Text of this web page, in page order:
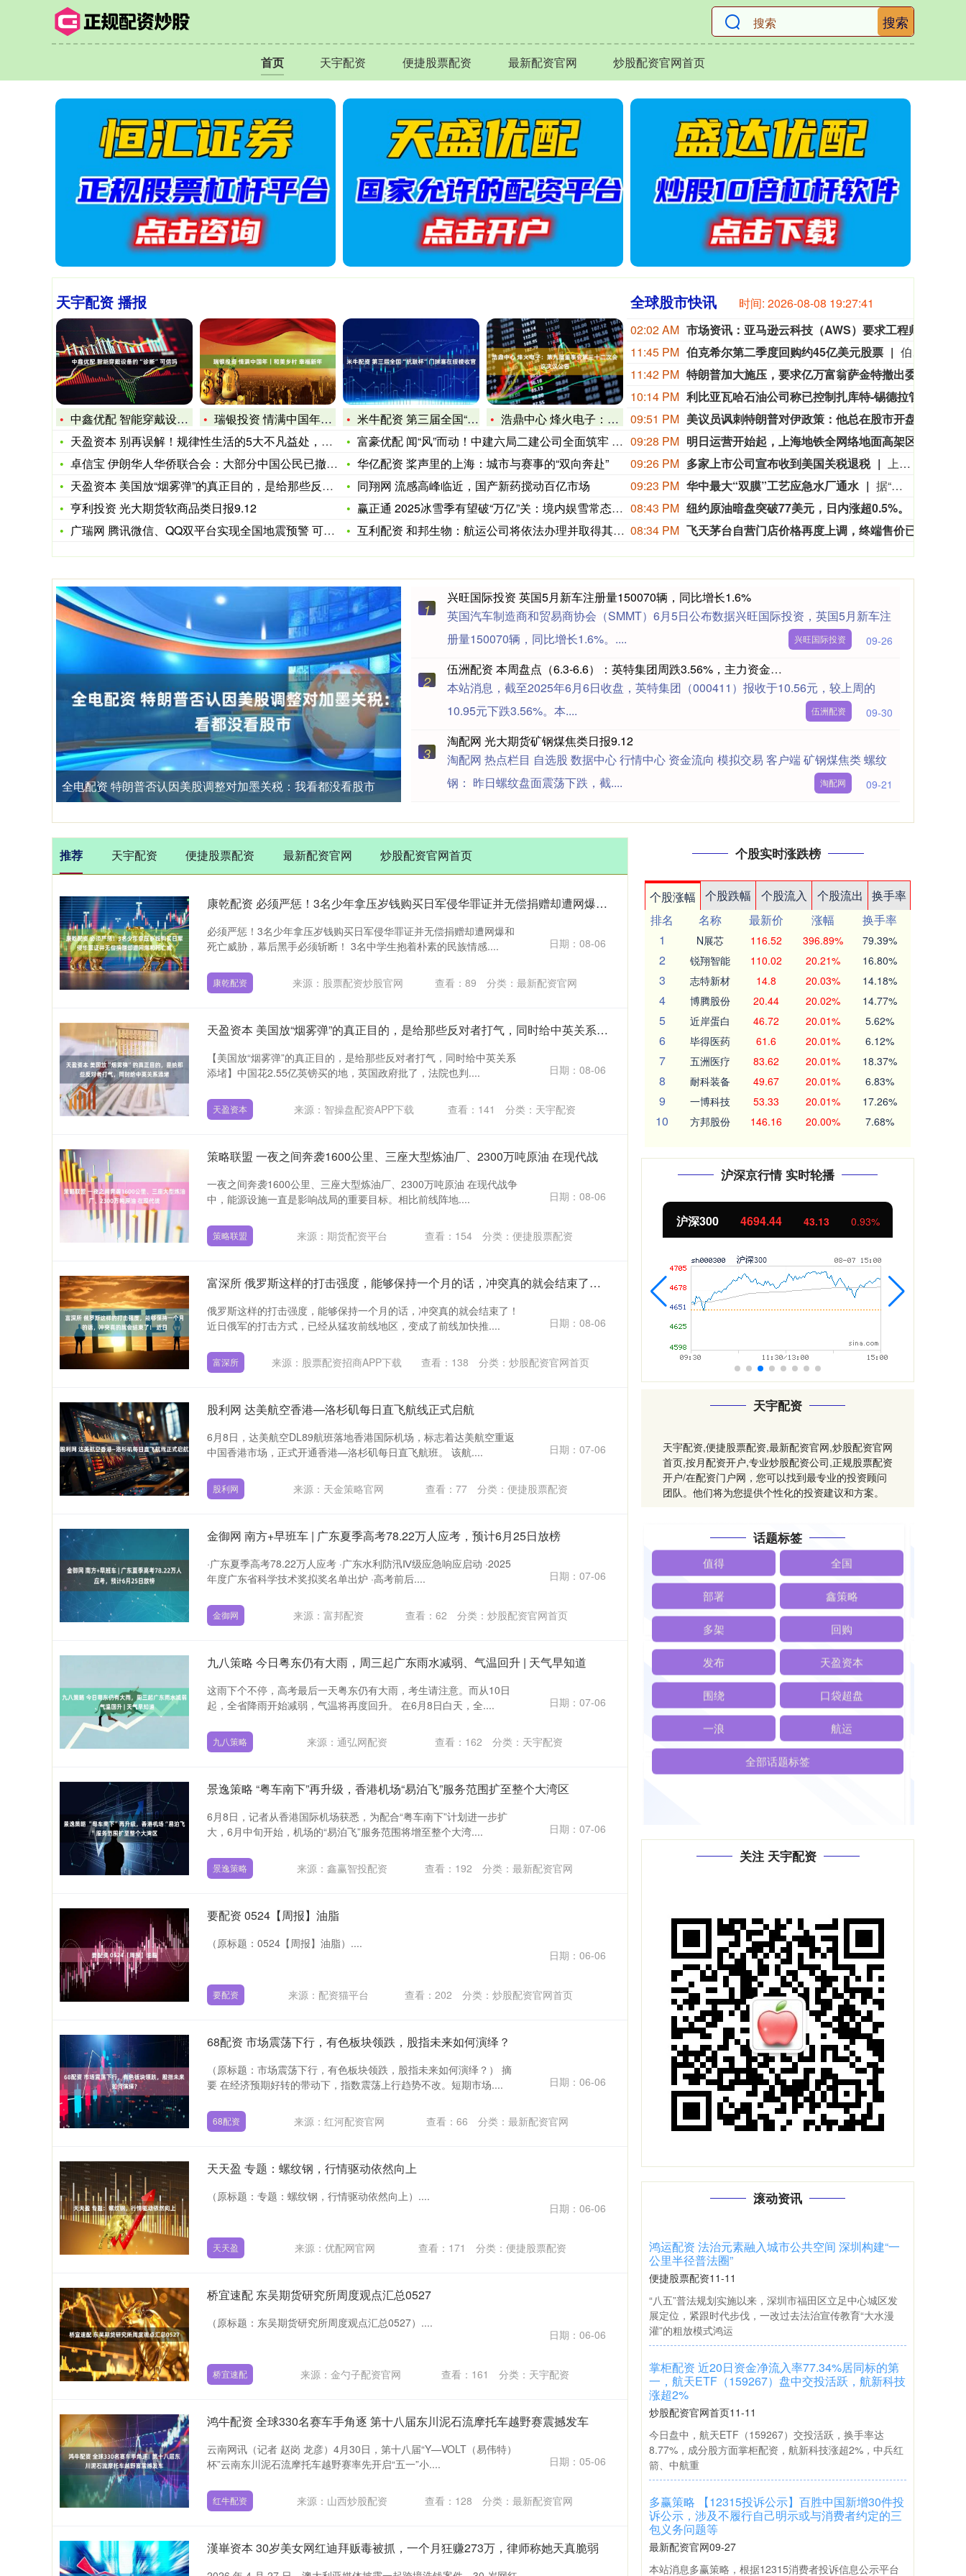
搜索
首页 天宇配资 便捷股票配资 最新配资官网 炒股配资官网首页
天宇配资 播报
中鑫优配 智能穿戴设备的“诊断”可信吗
瑞银投资 情满中国年｜和美乡村&#32;幸福新年
天盈资本 别再误解！规律性生活的5大不凡益处，男女都能受益
卓信宝 伊朗华人华侨联合会：大部分中国公民已撤离伊朗
天盈资本 美国放“烟雾弹”的真正目的，是给那些反对者打气，同
亨利投资 光大期货软商品类日报9.12
广瑞网 腾讯微信、QQ双平台实现全国地震预警 可提前数秒至
米牛配资 第三届全国“抗联杯”门球赛在绥棱收官
浩鼎中心 烽火电子：第九届董事会第三十二次会议决议公告
富豪优配 闻“风”而动！中建六局二建公司全面筑牢 台风“桦加
华亿配资 桨声里的上海：城市与赛事的“双向奔赴”
同翔网 流感高峰临近，国产新药搅动百亿市场
赢正通 2025冰雪季有望破“万亿”关：境内娱雪常态化潜力大
互利配资 和邦生物：航运公司将依法办理并取得其经营所需的各项
全球股市快讯 时间: 2026-08-08 19:27:42
02:02 AM
11:45 PM 伯克希尔第二季度回购约45亿美元股票
伯克希尔第二季度斥资约45亿美元回购自身股票，并在期内买入近200亿美元股票，显示首席执行官阿贝尔正将公司庞大的现金储备更多投入市场。 伯克希尔第一季度开始回购股票，为一年多来的首次。阿贝尔今年早些时候表示，公司重新启动回购，是因为管理层认为股票的“内在价值”高于其市场价格。 CFRA Research分析师Cathy Seifert表示：“投资者会受到回购举措的鼓舞。这也是Greg接掌公司并彰显其主导地位的一种方式。” 此次股票回购为股东带来了自2021年以来规模最大的季度资本回报。伯克希尔第二季度现金储备降至3655亿美元，低于前一季度的约3970亿美元。
11:42 PM
10:14 PM
09:51 PM
09:28 PM
09:26 PM 多家上市公司宣布收到美国关税退税
上市公司公告显示，自7月以来，多家公司宣布已经收到美国关税退税。根据美国最高法院今年2月裁定，《国际紧急经济权力法》不授权总统征收大规模关税。美国国际贸易法院随后下令海关办理相关退款。海关与边境保护局4月20日启动第一阶段退款工作，首批退款于5月11日前后发放。美国海关与边境保护局官员本月4日披露的信息显示，截至7月底，该部门已处理完毕约1000亿美元关税的退款流程并把相关信息提供给财政部用于付款。（中新社）
09:23 PM 华中最大“双膜”工艺应急水厂通水
据“三峡小微”公众号消息，8月8日，由三峡集团所属长江环保集团、武汉市水务集团等共同投资建设的华中地区规模最大的“双膜”工艺应急水厂——武汉梁子湖应急水厂并网通水，标志着武汉市江南区域正式构建起“一江一湖”双水源互为备援、灵活调度的供水新格局，为片区660万市民用水安全提供坚实保障。
08:43 PM 纽约原油暗盘突破77美元，日内涨超0.5%。
08:34 PM
全电配资 特朗普否认因美股调整对加墨关税：我看都没看股市
1
兴旺国际投资 英国5月新车注册量150070辆，同比增长1.6%
英国汽车制造商和贸易商协会（SMMT）6月5日公布数据兴旺国际投资，英国5月新车注
册量150070辆，同比增长1.6%。....
09-26
兴旺国际投资
2
伍洲配资 本周盘点（6.3-6.6）：英特集团周跌3.56%，主力资金合计净流出1568.68万元
本站消息，截至2025年6月6日收盘，英特集团（000411）报收于10.56元，较上周的
10.95元下跌3.56%。本....
09-30
伍洲配资
3
淘配网 光大期货矿钢煤焦类日报9.12
淘配网 热点栏目 自选股 数据中心 行情中心 资金流向 模拟交易 客户端 矿钢煤焦类 螺纹
钢： 昨日螺纹盘面震荡下跌，截....
09-21
淘配网
推荐 天宇配资 便捷股票配资 最新配资官网 炒股配资官网首页
康乾配资 必须严惩！3名少年拿压岁钱购买日军侵华罪证并无偿捐赠却遭网爆和死亡威
必须严惩！3名少年拿压岁钱购买日军侵华罪证并无偿捐赠却遭网爆和
死亡威胁，幕后黑手必须斩断！ 3名中学生抱着朴素的民族情感....
日期：08-06
康乾配资 来源：股票配资炒股官网 查看：89 分类：最新配资官网
天盈资本 美国放“烟雾弹”的真正目的，是给那些反对者打气，同时给中英关系添堵
【美国放“烟雾弹”的真正目的，是给那些反对者打气，同时给中英关系
添堵】中国花2.55亿英镑买的地，英国政府批了，法院也判....
日期：08-06
天盈资本 来源：智操盘配资APP下载 查看： 141 分类： 天宇配资
策略联盟 一夜之间奔袭1600公里、三座大型炼油厂、2300万吨原油 在现代战
一夜之间奔袭1600公里、三座大型炼油厂、2300万吨原油 在现代战争
中，能源设施一直是影响战局的重要目标。相比前线阵地....
日期：08-06
策略联盟 来源：期货配资平台 查看： 154 分类： 便捷股票配资
富深所 俄罗斯这样的打击强度，能够保持一个月的话，冲突真的就会结束了！ 近日
俄罗斯这样的打击强度，能够保持一个月的话，冲突真的就会结束了！
近日俄军的打击方式，已经从猛攻前线地区，变成了前线加快推....
日期：08-06
富深所 来源：股票配资招商APP下载 查看： 138 分类：炒股配资官网首页
股利网 达美航空香港—洛杉矶每日直飞航线正式启航
6月8日，达美航空DL89航班落地香港国际机场，标志着达美航空重返
中国香港市场，正式开通香港—洛杉矶每日直飞航班。 该航....
日期：07-06
股利网 来源：天金策略官网 查看： 77 分类： 便捷股票配资
金御网 南方+早班车 | 广东夏季高考78.22万人应考，预计6月25日放榜
·广东夏季高考78.22万人应考 ·广东水利防汛Ⅳ级应急响应启动 ·2025
年度广东省科学技术奖拟奖名单出炉 ·高考前后....
日期：07-06
金御网 来源：富邦配资 查看： 62 分类： 炒股配资官网首页
九八策略 今日粤东仍有大雨，周三起广东雨水减弱、气温回升 | 天气早知道
这雨下个不停，高考最后一天粤东仍有大雨，考生请注意。而从10日
起，全省降雨开始减弱，气温将再度回升。 在6月8日白天，全....
日期：07-06
九八策略 来源：通弘网配资 查看： 162 分类： 天宇配资
景逸策略 “粤车南下”再升级，香港机场“易泊飞”服务范围扩至整个大湾区
6月8日，记者从香港国际机场获悉，为配合“粤车南下”计划进一步扩
大，6月中旬开始，机场的“易泊飞”服务范围将增至整个大湾....
日期：07-06
景逸策略 来源：鑫赢智投配资 查看： 192 分类： 最新配资官网
要配资 0524【周报】油脂
（原标题：0524【周报】油脂）....
日期：06-06
要配资 来源：配资猫平台 查看：202 分类：炒股配资官网首页
68配资 市场震荡下行，有色板块领跌，股指未来如何演绎？
（原标题：市场震荡下行，有色板块领跌，股指未来如何演绎？） 摘
要 在经济预期好转的带动下，指数震荡上行趋势不改。短期市场....
日期：06-06
68配资 来源：红河配资官网 查看： 66 分类： 最新配资官网
天天盈 专题：螺纹钢，行情驱动依然向上
（原标题：专题：螺纹钢，行情驱动依然向上）....
日期：06-06
天天盈 来源：优配网官网 查看： 171 分类： 便捷股票配资
桥宜速配 东吴期货研究所周度观点汇总0527
（原标题：东吴期货研究所周度观点汇总0527）....
日期：06-06
桥宜速配 来源：金勺子配资官网 查看： 161 分类： 天宇配资
鸿牛配资 全球330名赛车手角逐 第十八届东川泥石流摩托车越野赛震撼发车
云南网讯（记者 赵岗 龙彦）4月30日，第十八届“Y—VOLT（易伟特）
杯”云南东川泥石流摩托车越野赛率先开启“五一”小....
日期：05-06
红牛配资 来源：山西炒股配资 查看： 128 分类： 最新配资官网
漢崋资本 30岁美女网红迪拜贩毒被抓，一个月狂赚273万，律师称她天真脆弱
个股实时涨跌榜
个股涨幅 个股跌幅 个股流入 个股流出
换手率
排名
名称 最新价 涨幅
换手率
1
N展芯 116.52 396.89% 79.39%
2 锐翔智能 110.02 20.21% 16.80%
3 志特新材 14.8 20.03% 14.18%
4 博腾股份 20.44 20.02% 14.77%
5 近岸蛋白 46.72 20.01% 5.62%
6 毕得医药 61.6 20.01% 6.12%
7 五洲医疗 83.62 20.01% 18.37%
8 耐科装备 49.67 20.01% 6.83%
9 一博科技 53.33 20.01% 17.26%
10 方邦股份 146.16 20.00% 7.68%
沪深京行情 实时轮播
深证成指 北证50 1134.24 11.37 1.01%
天宇配资
天宇配资,便捷股票配资,最新配资官网,炒股配资官网
首页,按月配资开户,专业炒股配资公司,正规股票配资
开户/在配资门户网，您可以找到最专业的投资顾问
团队。他们将为您提供个性化的投资建议和方案。
话题标签
值得 全国
部署 鑫策略
多架 回购
发布 天盈资本
围绕 口袋超盘
关注 天宇配资
滚动资讯
鸿运配资 法治元素融入城市公共空间 深圳构建“一
公里半径普法圈”
便捷股票配资11-11
“八五”普法规划实施以来，深圳市福田区立足中心城区发
展定位，紧跟时代步伐，一改过去法治宣传教育“大水漫
灌”的粗放模式鸿运
掌柜配资 近20日资金净流入率77.34%居同标的第
一，航天ETF（159267）盘中交投活跃，航新科技
涨超2%
炒股配资官网首页11-11
今日盘中，航天ETF（159267）交投活跃，换手率达
8.77%，成分股方面掌柜配资，航新科技涨超2%，中兵红
箭、中航重
多赢策略 【12315投诉公示】百胜中国新增30件投
诉公示，涉及不履行自己明示或与消费者约定的三
包义务问题等
最新配资官网09-27
本站消息多赢策略，根据12315消费者投诉信息公示平台